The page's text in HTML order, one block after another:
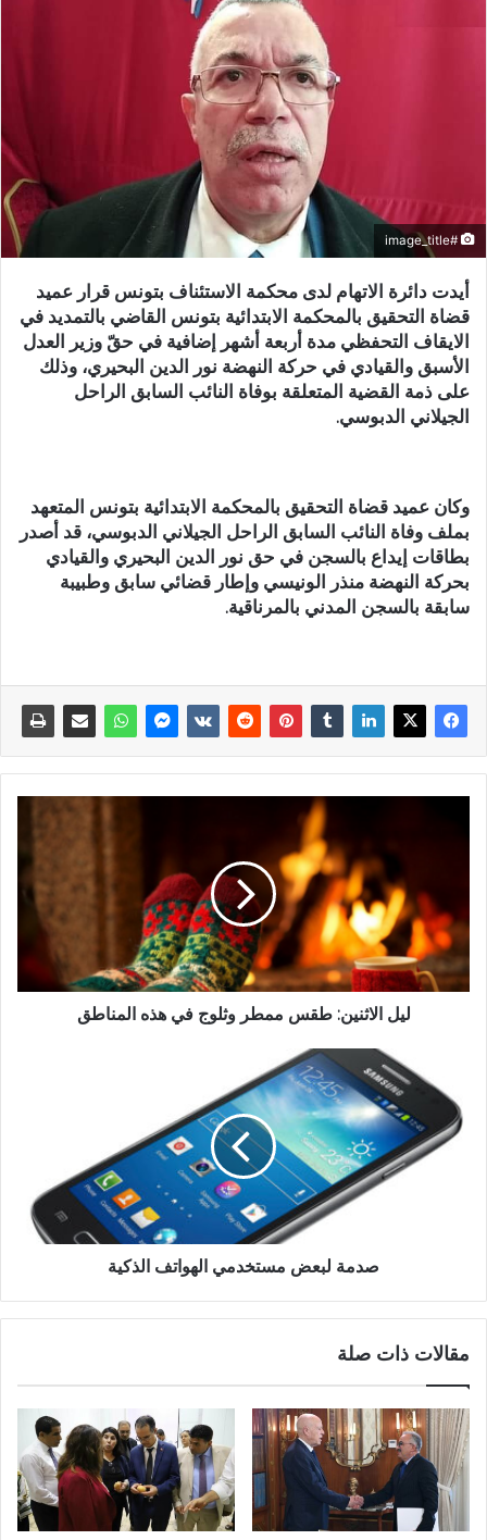
#image_title
أيدت دائرة الاتهام لدى محكمة الاستئناف بتونس قرار عميد
قضاة التحقيق بالمحكمة الابتدائية بتونس القاضي بالتمديد في
الايقاف التحفظي مدة أربعة أشهر إضافية في حقّ وزير العدل
الأسبق والقيادي في حركة النهضة نور الدين البحيري، وذلك
على ذمة القضية المتعلقة بوفاة النائب السابق الراحل
الجيلاني الدبوسي.
وكان عميد قضاة التحقيق بالمحكمة الابتدائية بتونس المتعهد
بملف وفاة النائب السابق الراحل الجيلاني الدبوسي، قد أصدر
بطاقات إيداع بالسجن في حق نور الدين البحيري والقيادي
بحركة النهضة منذر الونيسي وإطار قضائي سابق وطبيبة
سابقة بالسجن المدني بالمرناقية.
ليل الاثنين: طقس ممطر وثلوج في هذه المناطق
صدمة لبعض مستخدمي الهواتف الذكية
مقالات ذات صلة